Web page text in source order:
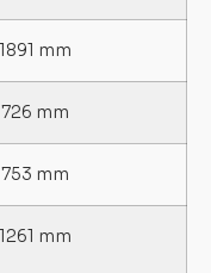
1891 mm
726 mm
753 mm
1261 mm